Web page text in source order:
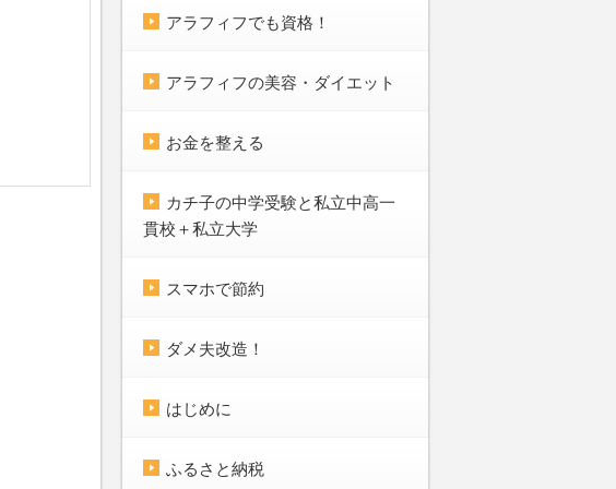
アラフィフでも資格！
アラフィフの美容・ダイエット
お金を整える
カチ子の中学受験と私立中高一
貫校＋私立大学
スマホで節約
ダメ夫改造！
はじめに
ふるさと納税